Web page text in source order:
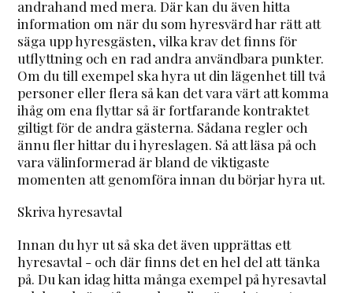
andrahand med mera. Där kan du även hitta
information om när du som hyresvärd har rätt att
säga upp hyresgästen, vilka krav det finns för
utflyttning och en rad andra användbara punkter.
Om du till exempel ska hyra ut din lägenhet till två
personer eller flera så kan det vara värt att komma
ihåg om ena flyttar så är fortfarande kontraktet
giltigt för de andra gästerna. Sådana regler och
ännu fler hittar du i hyreslagen. Så att läsa på och
vara välinformerad är bland de viktigaste
momenten att genomföra innan du börjar hyra ut.
Skriva hyresavtal
Innan du hyr ut så ska det även upprättas ett
hyresavtal - och där finns det en hel del att tänka
på. Du kan idag hitta många exempel på hyresavtal